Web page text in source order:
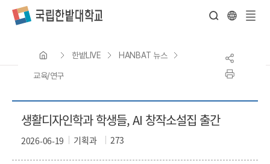
한밭LIVE HANBAT 뉴스
교육/연구
생활디자인학과 학생들, AI 창작소설집 출간
기획과 273
2026-06-19